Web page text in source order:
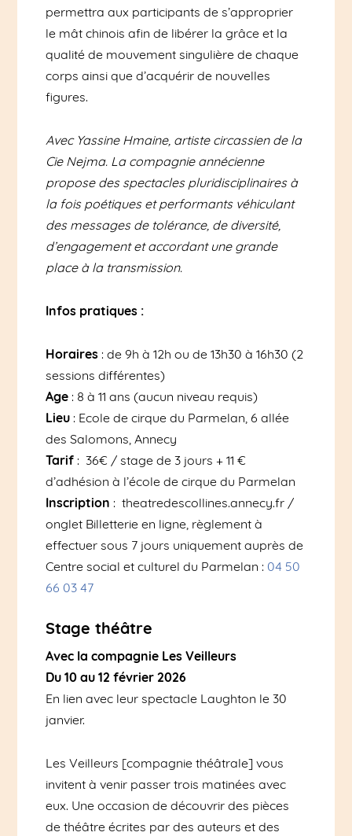
permettra aux participants de s’approprier
le mât chinois afin de libérer la grâce et la
qualité de mouvement singulière de chaque
corps ainsi que d’acquérir de nouvelles
figures.
Avec Yassine Hmaine, artiste circassien de la
Cie Nejma. La compagnie annécienne
propose des spectacles pluridisciplinaires à
la fois poétiques et performants véhiculant
des messages de tolérance, de diversité,
d’engagement et accordant une grande
place à la transmission.
Infos pratiques :
Horaires: de 9h à 12h ou de 13h30 à 16h30 (2
sessions différentes)
Age: 8 à 11 ans (aucun niveau requis)
Lieu: Ecole de cirque du Parmelan, 6 allée
des Salomons, Annecy
Tarif: 36€ / stage de 3 jours + 11 €
d’adhésion à l’école de cirque du Parmelan
Inscription : theatredescollines.annecy.fr /
onglet Billetterie en ligne, règlement à
effectuer sous 7 jours uniquement auprès de
Centre social et culturel du Parmelan : 04 50
66 03 47
Stage théâtre
Avec la compagnie Les Veilleurs
Du 10 au 12 février 2026
En lien avec leur spectacle Laughton le 30
janvier.
Les Veilleurs [compagnie théâtrale] vous
invitent à venir passer trois matinées avec
eux. Une occasion de découvrir des pièces
de théâtre écrites par des auteurs et des